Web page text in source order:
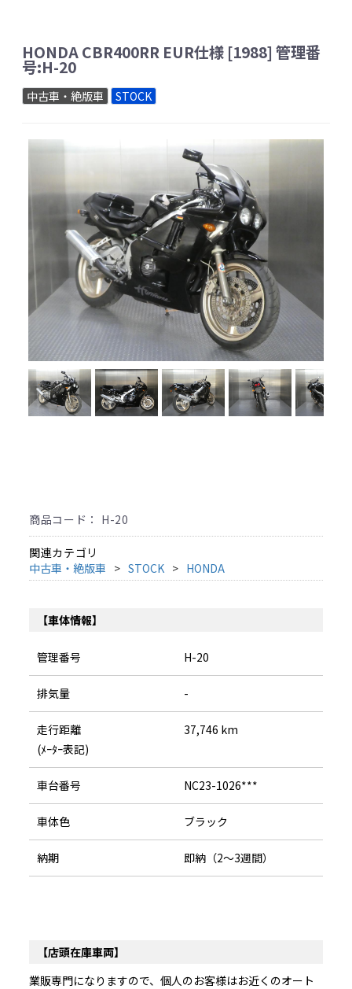
HONDA CBR400RR EUR仕様 [1988] 管理番
号:H-20
中古車・絶版車 STOCK
商品コード： H-20
関連カテゴリ
中古車・絶版車
STOCK HONDA
【車体情報】
管理番号 H-20
排気量 -
走行距離
(ﾒｰﾀｰ表記)
37,746 km
車台番号 NC23-1026***
車体色 ブラック
納期 即納（2～3週間）
【店頭在庫車両】
業販専門になりますので、個人のお客様はお近くのオート